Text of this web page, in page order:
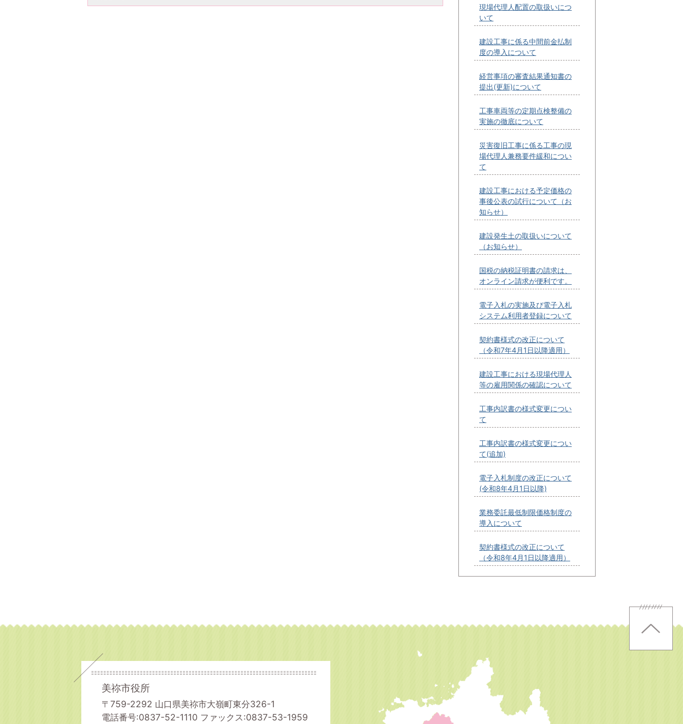
現場代理人配置の取扱いにつ
いて
建設工事に係る中間前金払制
度の導入について
経営事項の審査結果通知書の
提出(更新)について
工事車両等の定期点検整備の
実施の徹底について
災害復旧工事に係る工事の現
場代理人兼務要件緩和につい
て
建設工事における予定価格の
事後公表の試行について（お
知らせ）
建設発生土の取扱いについて
（お知らせ）
国税の納税証明書の請求は、
オンライン請求が便利です。
電子入札の実施及び電子入札
システム利用者登録について
契約書様式の改正について
（令和7年4月1日以降適用）
建設工事における現場代理人
等の雇用関係の確認について
工事内訳書の様式変更につい
て
工事内訳書の様式変更につい
て(追加)
電子入札制度の改正について
(令和8年4月1日以降)
業務委託最低制限価格制度の
導入について
契約書様式の改正について
（令和8年4月1日以降適用）
美祢市役所
〒759-2292 山口県美祢市大嶺町東分326-1
電話番号:0837-52-1110 ファックス:0837-53-1959